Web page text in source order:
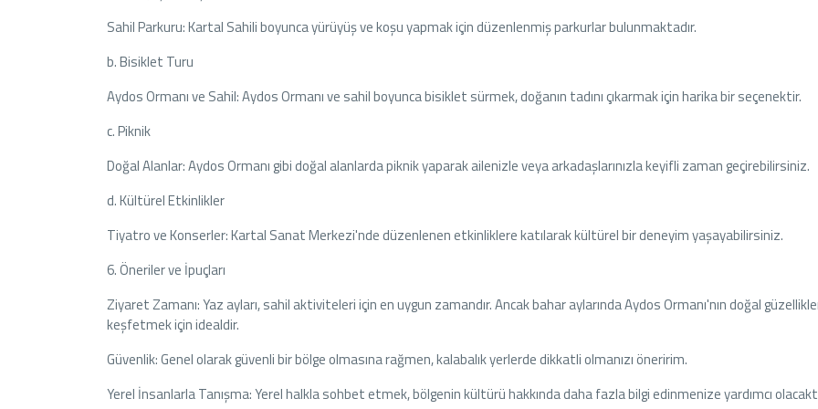
Sahil Parkuru: Kartal Sahili boyunca yürüyüş ve koşu yapmak için düzenlenmiş parkurlar bulunmaktadır.
b. Bisiklet Turu
Aydos Ormanı ve Sahil: Aydos Ormanı ve sahil boyunca bisiklet sürmek, doğanın tadını çıkarmak için harika bir seçenektir.
c. Piknik
Doğal Alanlar: Aydos Ormanı gibi doğal alanlarda piknik yaparak ailenizle veya arkadaşlarınızla keyifli zaman geçirebilirsiniz.
d. Kültürel Etkinlikler
Tiyatro ve Konserler: Kartal Sanat Merkezi'nde düzenlenen etkinliklere katılarak kültürel bir deneyim yaşayabilirsiniz.
6. Öneriler ve İpuçları
Ziyaret Zamanı: Yaz ayları, sahil aktiviteleri için en uygun zamandır. Ancak bahar aylarında Aydos Ormanı'nın doğal
keşfetmek için idealdir.
Güvenlik: Genel olarak güvenli bir bölge olmasına rağmen, kalabalık yerlerde dikkatli olmanızı öneririm.
Yerel İnsanlarla Tanışma: Yerel halkla sohbet etmek, bölgenin kültürü hakkında daha fazla bilgi edinmenize yardımcı